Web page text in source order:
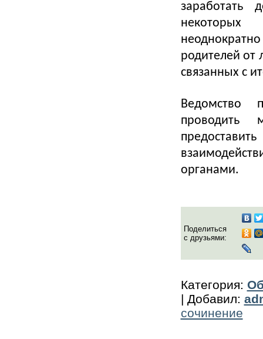
заработать
некоторых
родителей от
связанных с
Ведомство
проводить
органами.
Поделиться
с друзьями:
Категория:
| Добавил:
сочинение